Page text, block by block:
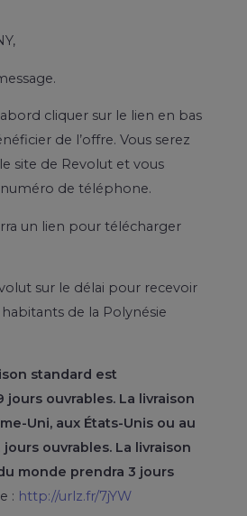
cliquer sur le lien en bas
de l’offre. Vous serez
site de Revolut et vous
de téléphone.
un lien pour télécharger
sur le délai pour recevoir
de la Polynésie
standard est
ouvrables. La livraison
Uni, aux États-Unis ou au
ouvrables. La livraison
monde prendra 3 jours
: http://urlz.fr/7jYW